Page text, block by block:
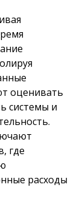
оценивать
системы и
где
расходы